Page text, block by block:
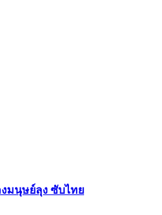
งมนุษย์ลุง ซับไทย